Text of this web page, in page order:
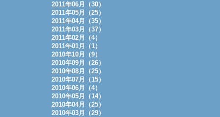
2011年06月（30）
2011年05月（25）
2011年04月（35）
2011年03月（37）
2011年02月（4）
2011年01月（1）
2010年10月（9）
2010年09月（26）
2010年08月（25）
2010年07月（15）
2010年06月（4）
2010年05月（14）
2010年04月（25）
2010年03月（29）